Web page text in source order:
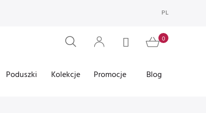
PL
Poduszki Kolekcje Promocje Blog